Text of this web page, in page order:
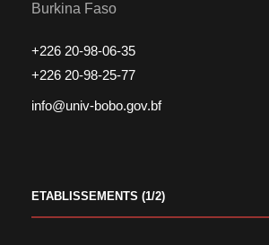
Burkina Faso
+226 20-98-06-35
+226 20-98-25-77
info@univ-bobo.gov.bf
ETABLISSEMENTS (1/2)